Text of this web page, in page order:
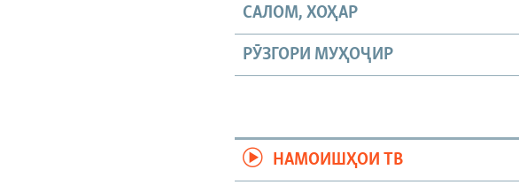
САЛОМ, ХОҲАР
РӮЗГОРИ МУҲОҶИР
НАМОИШҲОИ ТВ